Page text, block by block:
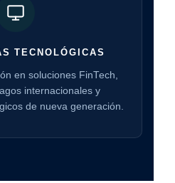
TECNOLÓGICAS
en soluciones FinTech,
internacionales y
de nueva generación.